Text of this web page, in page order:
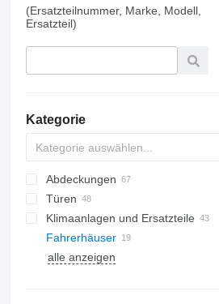
(Ersatzteilnummer, Marke, Modell,
Ersatzteil)
Kategorie
Abdeckungen
Türen
Klimaanlagen und Ersatzteile
Klimaleitungen
Klimakompressoren
Fahrerhäuser
Seitenscheiben
alle anzeigen